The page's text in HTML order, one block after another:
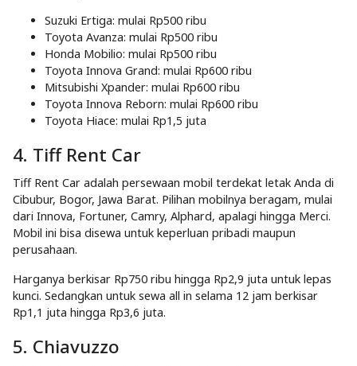
Suzuki Ertiga: mulai Rp500 ribu
Toyota Avanza: mulai Rp500 ribu
Honda Mobilio: mulai Rp500 ribu
Toyota Innova Grand: mulai Rp600 ribu
Mitsubishi Xpander: mulai Rp600 ribu
Toyota Innova Reborn: mulai Rp600 ribu
Toyota Hiace: mulai Rp1,5 juta
4. Tiff Rent Car
Tiff Rent Car adalah persewaan mobil terdekat letak Anda di
Cibubur, Bogor, Jawa Barat. Pilihan mobilnya beragam, mulai
dari Innova, Fortuner, Camry, Alphard, apalagi hingga Merci.
Mobil ini bisa disewa untuk keperluan pribadi maupun
perusahaan.
Harganya berkisar Rp750 ribu hingga Rp2,9 juta untuk lepas
kunci. Sedangkan untuk sewa all in selama 12 jam berkisar
Rp1,1 juta hingga Rp3,6 juta.
5. Chiavuzzo